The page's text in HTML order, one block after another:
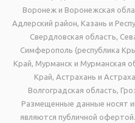
Воронеж и Воронежская
Адлерский район, Казань и
Свердловская область,
Симферополь (республика
Край, Мурманск и Мурманская
Край, Астрахань и
Волгоградская область,
Размещенные данные носят
являются публичной